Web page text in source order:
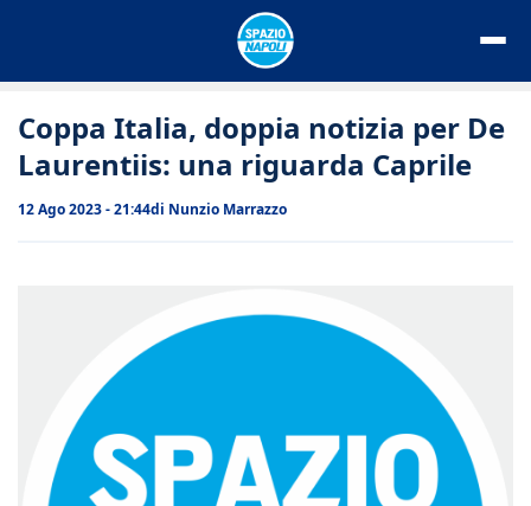
Coppa Italia, doppia notizia per De
Laurentiis: una riguarda Caprile
12 Ago 2023 - 21:44di Nunzio Marrazzo